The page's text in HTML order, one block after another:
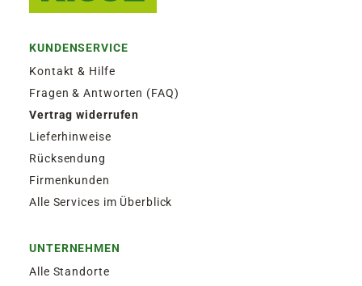
14,95€
SPEDITIONSVERSAND
KUNDENSERVICE
Kontakt & Hilfe
Fragen & Antworten (FAQ)
Vertrag widerrufen
Lieferhinweise
Rücksendung
Firmenkunden
Alle Services im Überblick
UNTERNEHMEN
Alle Standorte